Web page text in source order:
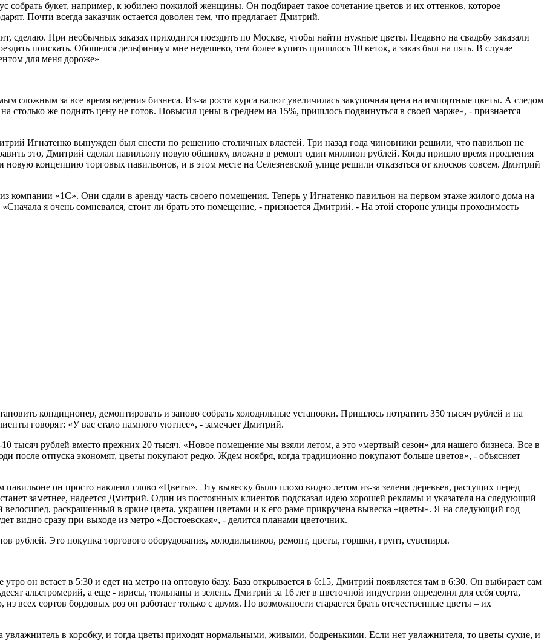
собрать букет, например, к юбилею пожилой женщины. Он подбирает такое сочетание цветов и их оттенков, которое
Почти всегда заказчик остается доволен тем, что предлагает Дмитрий.
сделаю. При необычных заказах приходится поездить по Москве, чтобы найти нужные цветы. Недавно на свадьбу заказали
поискать. Обошелся дельфиниум мне недешево, тем более купить пришлось 10 веток, а заказ был на пять. В случае
для меня дороже»
сложным за все время ведения бизнеса. Из-за роста курса валют увеличилась закупочная цена на импортные цветы. А следом
столько же поднять цену не готов. Повысил цены в среднем на 15%, пришлось подвинуться в своей марже», - признается
Игнатенко вынужден был снести по решению столичных властей. Три назад года чиновники решили, что павильон не
это, Дмитрий сделал павильону новую обшивку, вложив в ремонт один миллион рублей. Когда пришло время продления
концепцию торговых павильонов, и в этом месте на Селезневской улице решили отказаться от киосков совсем. Дмитрий
компании «1С». Они сдали в аренду часть своего помещения. Теперь у Игнатенко павильон на первом этаже жилого дома на
я очень сомневался, стоит ли брать это помещение, - признается Дмитрий. - На этой стороне улицы проходимость
кондиционер, демонтировать и заново собрать холодильные установки. Пришлось потратить 350 тысяч рублей и на
говорят: «У вас стало намного уютнее», - замечает Дмитрий.
тысяч рублей вместо прежних 20 тысяч. «Новое помещение мы взяли летом, а это «мертвый сезон» для нашего бизнеса. Все в
после отпуска экономят, цветы покупают редко. Ждем ноября, когда традиционно покупают больше цветов», - объясняет
он просто наклеил слово «Цветы». Эту вывеску было плохо видно летом из-за зелени деревьев, растущих перед
заметнее, надеется Дмитрий. Один из постоянных клиентов подсказал идею хорошей рекламы и указателя на следующий
раскрашенный в яркие цвета, украшен цветами и к его раме прикручена вывеска «цветы». Я на следующий год
видно сразу при выходе из метро «Достоевская», - делится планами цветочник.
рублей. Это покупка торгового оборудования, холодильников, ремонт, цветы, горшки, грунт, сувениры.
он встает в 5:30 и едет на метро на оптовую базу. База открывается в 6:15, Дмитрий появляется там в 6:30. Он выбирает сам
альстромерий, а еще - ирисы, тюльпаны и зелень. Дмитрий за 16 лет в цветочной индустрии определил для себя сорта,
всех сортов бордовых роз он работает только с двумя. По возможности старается брать отечественные цветы – их
увлажнитель в коробку, и тогда цветы приходят нормальными, живыми, бодренькими. Если нет увлажнителя, то цветы сухие, и